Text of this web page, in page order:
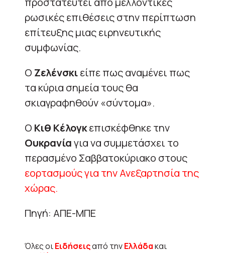
ρωσικές επιθέσεις στην περίπτωση
επίτευξης μιας ειρηνευτικής
συμφωνίας.
Ο Ζελένσκιείπε πως αναμένει πως
τα κύρια σημεία τους θα
σκιαγραφηθούν «σύντομα».
Ο Κιθ Κέλογκεπισκέφθηκε την
Ουκρανίαγια να συμμετάσχει το
περασμένο Σαββατοκύριακο στους
εορτασμούς για την Ανεξαρτησία της
χώρας.
Πηγή: ΑΠΕ-ΜΠΕ
Όλες οιΕιδήσειςαπό τηνΕλλάδακαι